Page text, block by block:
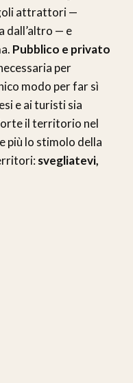
attrattori —
dall’altro — e
Pubblico e privato
per
modo per far sì
e ai turisti sia
il territorio nel
più lo stimolo della
svegliatevi,